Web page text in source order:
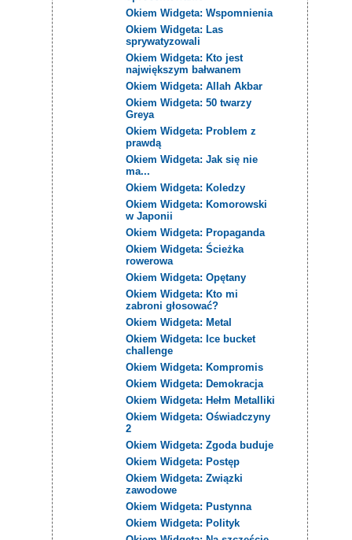
Okiem Widgeta: Wspomnienia
Okiem Widgeta: Las
sprywatyzowali
Okiem Widgeta: Kto jest
największym bałwanem
Okiem Widgeta: Allah Akbar
Okiem Widgeta: 50 twarzy
Greya
Okiem Widgeta: Problem z
prawdą
Okiem Widgeta: Jak się nie
ma...
Okiem Widgeta: Koledzy
Okiem Widgeta: Komorowski
w Japonii
Okiem Widgeta: Propaganda
Okiem Widgeta: Ścieżka
rowerowa
Okiem Widgeta: Opętany
Okiem Widgeta: Kto mi
zabroni głosować?
Okiem Widgeta: Metal
Okiem Widgeta: Ice bucket
challenge
Okiem Widgeta: Kompromis
Okiem Widgeta: Demokracja
Okiem Widgeta: Hełm Metalliki
Okiem Widgeta: Oświadczyny
2
Okiem Widgeta: Zgoda buduje
Okiem Widgeta: Postęp
Okiem Widgeta: Związki
zawodowe
Okiem Widgeta: Pustynna
Okiem Widgeta: Polityk